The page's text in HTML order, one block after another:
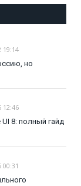
19:14
но
12:46
8: полный гайд
00:31